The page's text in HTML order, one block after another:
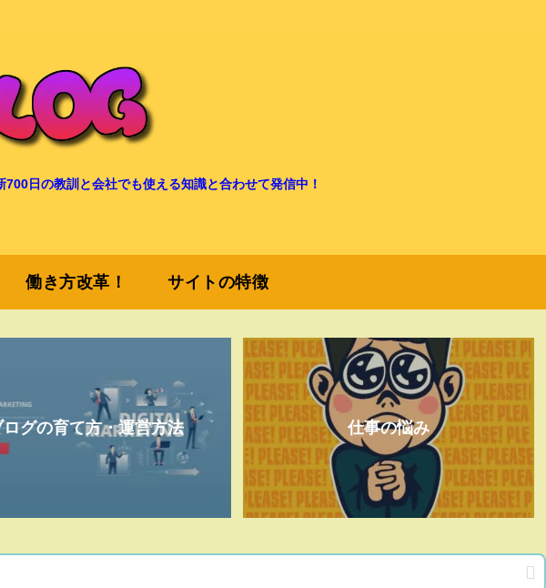
日の教訓と会社でも使える知識と合わせて発信中！
働き方改革！ サイトの特徴
ログの育て方・運営方法 仕事の悩み